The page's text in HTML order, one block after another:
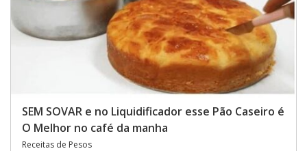
SEM SOVAR e no Liquidificador esse Pão Caseiro é
O Melhor no café da manha
Receitas de Pesos